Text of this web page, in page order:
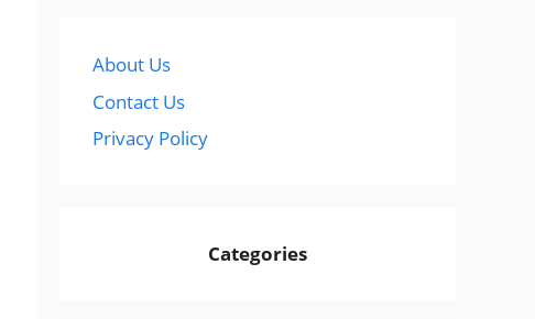
About Us
Contact Us
Privacy Policy
Categories